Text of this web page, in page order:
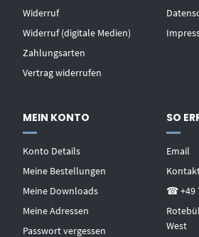
Widerruf
Widerruf (digitale Medien)
Zahlungsarten
Vertrag widerrufen
MEIN KONTO
Konto Details
Meine Bestellungen
Meine Downloads
Meine Adressen
Passwort vergessen
SO
Email
☎ +49
West